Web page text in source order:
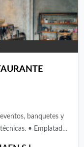
banquetes y
• Emplatado